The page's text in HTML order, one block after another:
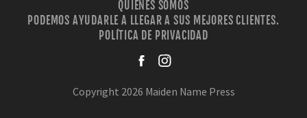
QUIÉNES SOMOS
PODEMOS AYUDARLE A LLEGAR A SUS MEJORES CLIENTES.
POLÍTICA DE PRIVACIDAD
Copyright 2026 Maiden Name Press